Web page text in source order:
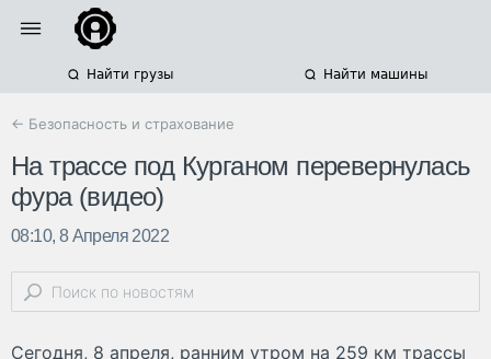
Найти грузы Найти машины
← Безопасность и страхование
На трассе под Курганом перевернулась
фура (видео)
08:10, 8 Апреля 2022
Сегодня, 8 апреля, ранним утром на 259 км трассы